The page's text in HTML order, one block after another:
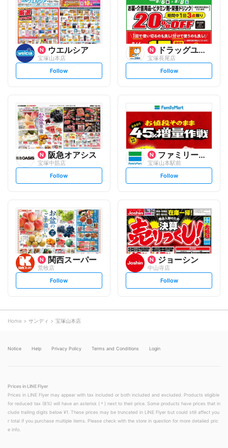
ウエルシア
宝塚山本店
s
t
l
o
w
Follow
ドラッグユタカ
宝塚長尾店
s
t
o
Follow
阪急オアシス
宝塚中筋店
s
t
l
o
w
Follow
ファミリーマート
宝塚山本駅前
s
t
l
o
w
Follow
関西スーパー
荒牧店
s
t
o
w
Follow
ジョーシン
中山寺店
s
t
Follow
Home サンディ 宝塚山本店
Notice Help Privacy Policy Terms and Conditions Login
Prices in LINE Flyer
Prices in LINE Flyer may appear with tax included or both included and excluded. Products eligible
for reduced tax (8%) will have an asterisk (＊) next to their price. Some products have prices that in
clude trailing digits below ¥1. These prices may be truncated in LINE Flyer but could still affect you
r total if you purchase multiple items. Please check with the store in question for more detailed pric
e info.